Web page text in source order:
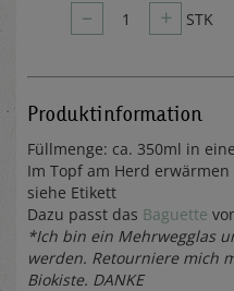
– 1 + STK
Produktinformation
Füllmenge: ca. 350ml in
Im Topf am Herd
siehe Etikett
Dazu passt das Baguette
*Ich bin ein Mehrwegglas
werden. Retourniere mich
Biokiste. DANKE